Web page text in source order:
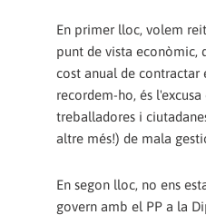
En primer lloc, volem
punt de vista econòmic,
cost anual de contractar
recordem-ho, és
treballadores i
altre més!) de mala
En segon lloc, no ens
govern amb el PP a la